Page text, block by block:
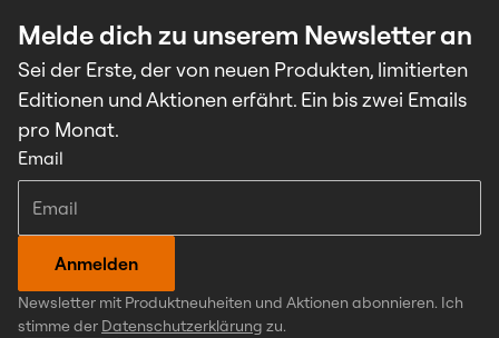
Melde dich zu unserem Newsletter an
Sei der Erste, der von neuen Produkten, limitierten
Editionen und Aktionen erfährt. Ein bis zwei Emails
pro Monat.
Email
Anmelden
Newsletter mit Produktneuheiten und Aktionen abonnieren. Ich
stimme der Datenschutzerklärung zu.